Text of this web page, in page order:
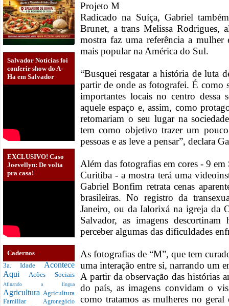
Salvador Notícias foi
conferir show do A-
Ha em Salvador
EXCLUSIVO! Caso
Joevellyn: De volta
pra casa!
Cadernos
3a. Idade Acontece
Aqui Acões Sociais
Afinando a língua
Agricultura Agricultura
Familiar Agronegócio
Projeto M
Radicado na Suíça, Gabriel
Brunet, a trans Melissa Rodrigues,
mostra faz uma referência a
mais popular na América do Sul.
“Busquei resgatar a história de luta
partir de onde as fotografei. É como
importantes locais no centro dessa
aquele espaço e, assim, como
retomariam o seu lugar na
tem como objetivo trazer um
pessoas e as leve a pensar”, declara
Além das fotografias em cores - 9
Curitiba - a mostra terá uma
Gabriel Bonfim retrata cenas
brasileiras. No registro da
Janeiro, ou da Ialorixá na igreja da
Salvador, as imagens
perceber algumas das dificuldades
As fotografias de “M”, que tem
uma interação entre si, narrando um
A partir da observação das histórias
do país, as imagens convidam o
como tratamos as mulheres no